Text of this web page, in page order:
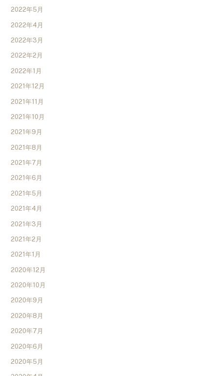
2022年5月
2022年4月
2022年3月
2022年2月
2022年1月
2021年12月
2021年11月
2021年10月
2021年9月
2021年8月
2021年7月
2021年6月
2021年5月
2021年4月
2021年3月
2021年2月
2021年1月
2020年12月
2020年10月
2020年9月
2020年8月
2020年7月
2020年6月
2020年5月